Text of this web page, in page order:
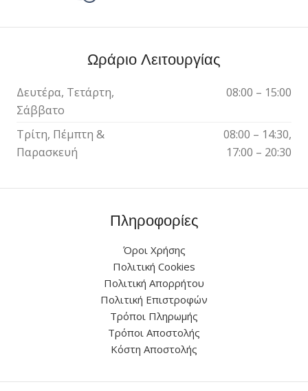
Ωράριο Λειτουργίας
Δευτέρα, Τετάρτη,
Σάββατο
08:00 – 15:00
Τρίτη, Πέμπτη &
Παρασκευή
08:00 – 14:30,
17:00 – 20:30
Πληροφορίες
Όροι Χρήσης
Πολιτική Cookies
Πολιτική Απορρήτου
Πολιτική Επιστροφών
Τρόποι Πληρωμής
Τρόποι Αποστολής
Κόστη Αποστολής